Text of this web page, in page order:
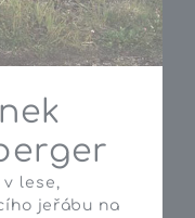
lese,
jeřábu na